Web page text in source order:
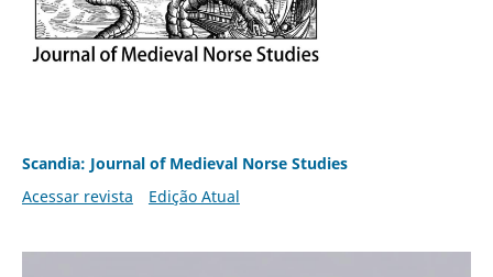
Scandia: Journal of Medieval Norse Studies
Acessar revista
Edição Atual